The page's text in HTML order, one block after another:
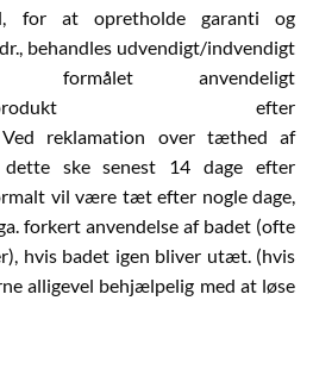
for at opretholde garanti og
behandles udvendigt/indvendigt
anvendeligt
efter
Ved reklamation over tæthed af
dette ske senest 14 dage efter
vil være tæt efter nogle dage,
forkert anvendelse af badet (ofte
hvis badet igen bliver utæt. (hvis
alligevel behjælpelig med at løse